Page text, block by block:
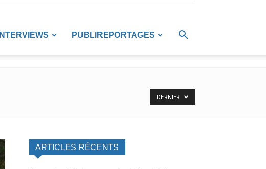
INTERVIEWS PUBLIREPORTAGES
DERNIER
ARTICLES RÉCENTS